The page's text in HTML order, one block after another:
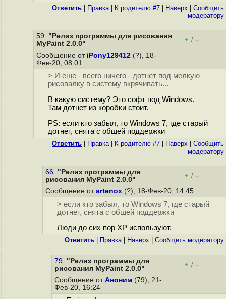
Ответить Правка| К родителю #7 Наверх
Cообщить
модератору
59. "Релиз программы для рисования
MyPaint 2.0.0"
+ / –
Сообщение от iPony129412 (?), 18-
Фев-20, 08:01
> И еще - всего ничего - дотнет под мелкую
рисовалку в систему вкрячивать...
В какую систему? Это софт под Windows.
Там дотнет из коробки стоит.
PS: если кто забыл, то Windows 7, где старый
дотнет, снята с общей поддержки
Ответить Правка| К родителю #7 Наверх
Cообщить
модератору
66. "Релиз программы для
рисования MyPaint 2.0.0"
+ / –
Сообщение от artenox (?), 18-Фев-20, 14:45
> если кто забыл, то Windows 7, где старый
дотнет, снята с общей поддержки
Люди до сих пор XP используют.
Ответить Правка| Наверх Cообщить модератору
79. "Релиз программы для
рисования MyPaint 2.0.0"
+ / –
Сообщение от Аноним (79), 21-
Фев-20, 16:24